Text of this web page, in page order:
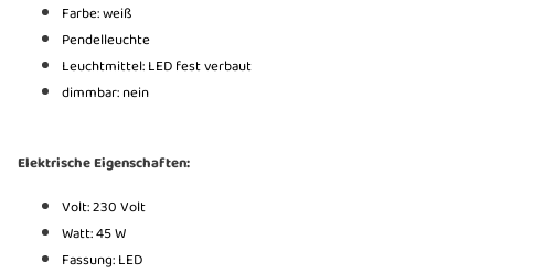
Farbe: weiß
Pendelleuchte
Leuchtmittel: LED fest verbaut
dimmbar: nein
Elektrische Eigenschaften:
Volt: 230 Volt
Watt: 45 W
Fassung: LED